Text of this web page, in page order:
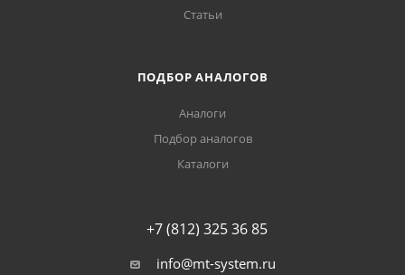
Статьи
ПОДБОР АНАЛОГОВ
Аналоги
Подбор аналогов
Каталоги
+7 (812) 325 36 85
info@mt-system.ru